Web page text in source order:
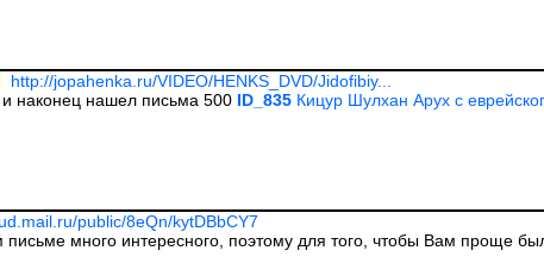
http://jopahenka.ru/VIDEO/HENKS_DVD/Jidofibiy...
и наконец нашел письма 500 ID_835 Кицур Шулхан Арух с
public/8eQn/kytDBbCY7
письме много интересного, поэтому для того, чтобы Вам проще